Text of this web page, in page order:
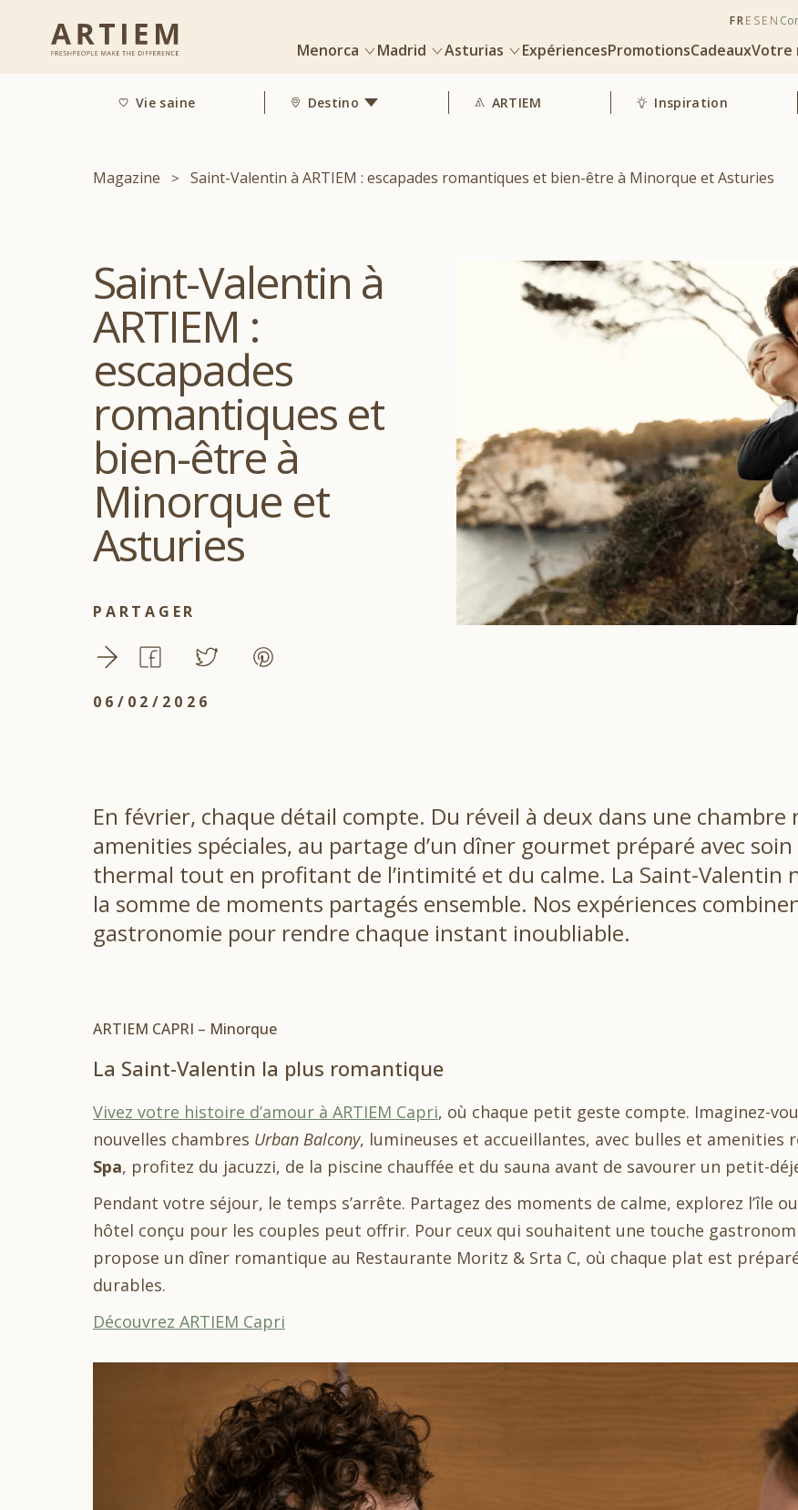
Menorca Madrid Asturias ExpériencesPromotionsCadeauxVotre
FRESEN
Vie saine Destino ARTIEM Inspiration
Magazine Saint-Valentin à ARTIEM : escapades romantiques et bien-être à Minorque et Asturies
Saint-Valentin à
ARTIEM :
escapades
romantiques et
bien-être à
Minorque et
Asturies
PARTAGER
06/02/2026
En février, chaque détail compte. Du réveil à deux dans une
amenities spéciales, au partage d’un dîner gourmet préparé avec
thermal tout en profitant de l’intimité et du calme. La Saint-Valentin
la somme de moments partagés ensemble. Nos expériences
gastronomie pour rendre chaque instant inoubliable.
ARTIEM CAPRI – Minorque
La Saint-Valentin la plus romantique
Vivez votre histoire d’amour à ARTIEM Capri, où chaque petit geste compte. Imaginez-
nouvelles chambres Urban Balcony, lumineuses et accueillantes, avec bulles et amenities
Spa, profitez du jacuzzi, de la piscine chauffée et du sauna avant de savourer un petit-
Pendant votre séjour, le temps s’arrête. Partagez des moments de calme, explorez l’île
hôtel conçu pour les couples peut offrir. Pour ceux qui souhaitent une touche
propose un dîner romantique au Restaurante Moritz & Srta C, où chaque plat est
durables.
Découvrez ARTIEM Capri